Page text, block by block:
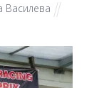
Василева